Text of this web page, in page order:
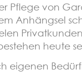
Pflege von
Anhängsel
heute
eigenen